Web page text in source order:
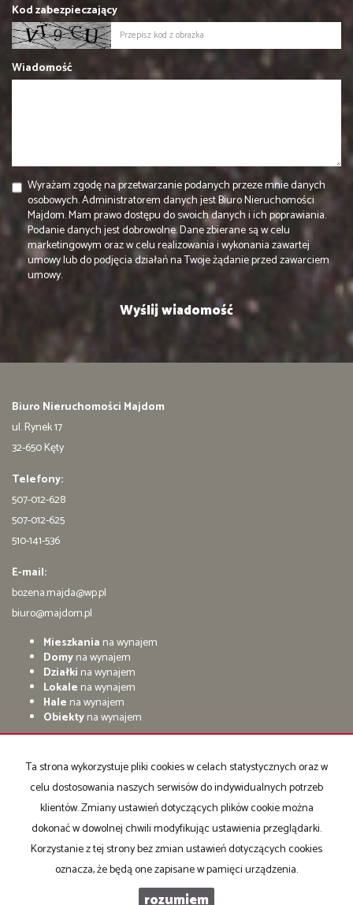
Kod zabezpieczający
Wiadomość
Wyrażam zgodę na przetwarzanie podanych przeze mnie danych
osobowych. Administratorem danych jest Biuro Nieruchomości
Majdom. Mam prawo dostępu do swoich danych i ich poprawiania.
Podanie danych jest dobrowolne. Dane zbierane są w celu
marketingowym oraz w celu realizowania i wykonania zawartej
umowy lub do podjęcia działań na Twoje żądanie przed zawarciem
umowy.
Biuro Nieruchomości Majdom
ul. Rynek 17
32-650 Kęty
Telefony:
507-012-628
507-012-625
510-141-536
E-mail:
bozena.majda@wp.pl
biuro@majdom.pl
Mieszkania na wynajem
Domyna wynajem
Działki na wynajem
Lokale na wynajem
Hale na wynajem
Obiektyna wynajem
Domy
na sprzedaż
Działkina sprzedaż
Lokalena sprzedaż
Halena sprzedaż
Obiekty
na sprzedaż
Strona główna notatnik Kup Sprzedaj Kontakt
Ta strona wykorzystuje pliki cookies w celach statystycznych oraz w
celu dostosowania naszych serwisów do indywidualnych potrzeb
klientów. Zmiany ustawień dotyczących plików cookie można
dokonać w dowolnej chwili modyfikując ustawienia przeglądarki.
Korzystanie z tej strony bez zmian ustawień dotyczących cookies
oznacza, że będą one zapisane w pamięci urządzenia.
rozumiem